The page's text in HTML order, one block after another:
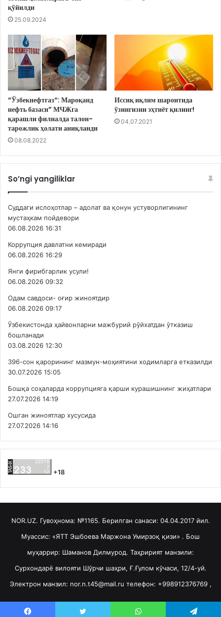
қўйилди
25.09.2024
“Ўзбекнефтгаз“: Мароқанд
нефть базаси” МЧЖга
қарашли филиалда талон-
тарожлик ҳолати аниқланди
08.08.2022
Иссиқ иқлим шароитида
ўзингизни эҳтиёт қилинг!
04.07.2021
So’ngi yangiliklar
Суддаги ислоҳотлар – адолат ва қонун устуворлигининг
мустаҳкам пойдевори
06.08.2026 16:31
Коррупция давлатни кемиради
06.08.2026 16:29
Янги фирибгарлик усули!
06.08.2026 09:32
Одам савдоси- оғир жиноятдир
06.08.2026 09:17
Ўзбекистонда ҳайвонларни мажбурий рўйхатдан ўтказиш
бошланади
03.08.2026 12:30
396-сон қарорининг мазмун-моҳиятини ходимларга етказилди
30.07.2026 15:05
Бошқа соҳаларда коррупцияга қарши курашишнинг жиҳатлари
27.07.2026 14:19
Ошган жиноятлар хусусида
27.07.2026 14:16
+18
NOR.UZ. Гувоҳнома: №1165. Берилган санаси: 04.04.2017 йил.
Муассис: «ЯТТ Эшбоева Маржона Умирзоқ қизи» . Бош
муҳаррир: Шаманов Дилмурод. Таҳририят манзили:
Сурхондарё вилояти Шўрчи шаҳри, Ғ.Ғулом кўчаси, 12/4-уй.
Электрон манзил: nor.n.t45@mail.ru телефон: +998912376769 ,